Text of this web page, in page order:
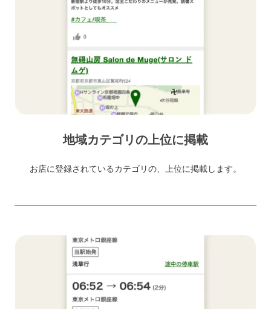
地域カテゴリの上位に掲載
お店に登録されているカテゴリの、上位に掲載します。